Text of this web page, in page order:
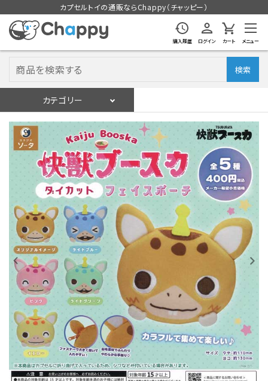
カプセルトイの通販ならChappy（チャッピー）
購入履歴 ログイン カート メニュー
検索
カテゴリー
ログイン 会員登録
入荷スケジュールをチェック
カプセルトイマシン本体
カプセルトイ
販促用空カプセル
レンタル
景品・玩具・文具
販促用カプセルトイ